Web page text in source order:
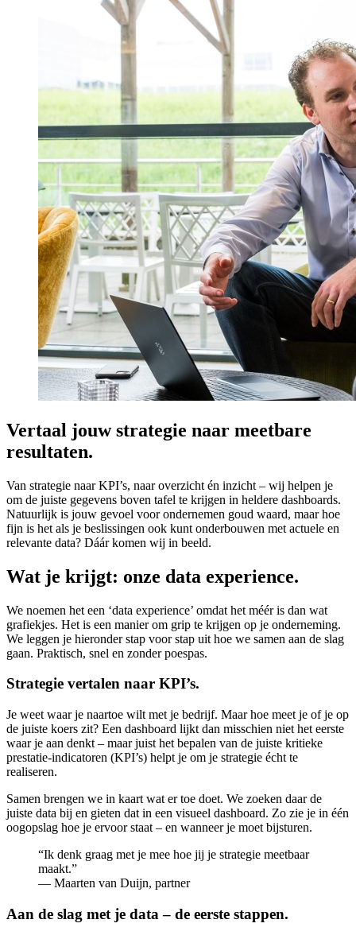
Vertaal jouw strategie naar meetbare
resultaten.
Van strategie naar KPI’s, naar overzicht én inzicht – wij helpen je
om de juiste gegevens boven tafel te krijgen in heldere dashboards.
Natuurlijk is jouw gevoel voor ondernemen goud waard, maar hoe
fijn is het als je beslissingen ook kunt onderbouwen met actuele en
relevante data? Dáár komen wij in beeld.
Wat je krijgt: onze data experience.
We noemen het een ‘data experience’ omdat het méér is dan wat
grafiekjes. Het is een manier om grip te krijgen op je onderneming.
We leggen je hieronder stap voor stap uit hoe we samen aan de slag
gaan. Praktisch, snel en zonder poespas.
Strategie vertalen naar KPI’s.
Je weet waar je naartoe wilt met je bedrijf. Maar hoe meet je of je op
de juiste koers zit? Een dashboard lijkt dan misschien niet het eerste
waar je aan denkt – maar juist het bepalen van de juiste kritieke
prestatie-indicatoren (KPI’s) helpt je om je strategie écht te
realiseren.
Samen brengen we in kaart wat er toe doet. We zoeken daar de
juiste data bij en gieten dat in een visueel dashboard. Zo zie je in één
oogopslag hoe je ervoor staat – en wanneer je moet bijsturen.
“Ik denk graag met je mee hoe jij je strategie meetbaar
maakt.”
— Maarten van Duijn, partner
Aan de slag met je data – de eerste stappen.